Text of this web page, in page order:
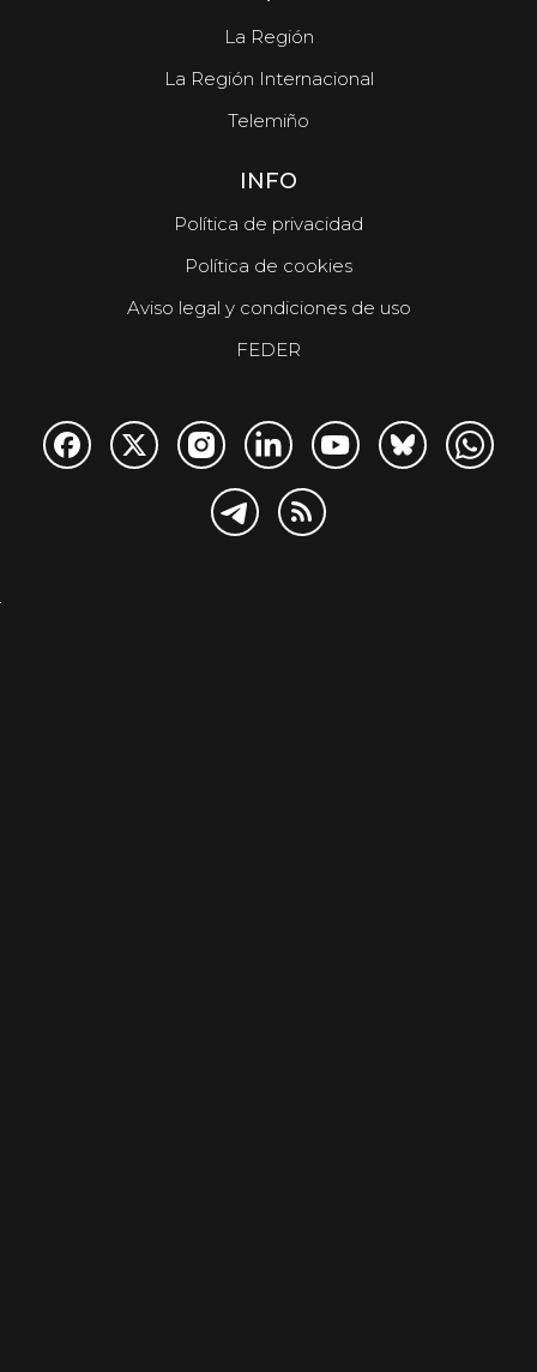
La Región
La Región Internacional
Telemiño
INFO
Política de privacidad
Política de cookies
Aviso legal y condiciones de uso
FEDER